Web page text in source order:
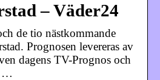
– Väder24
de tio nästkommande
Prognosen levereras av
dagens TV-Prognos och
…